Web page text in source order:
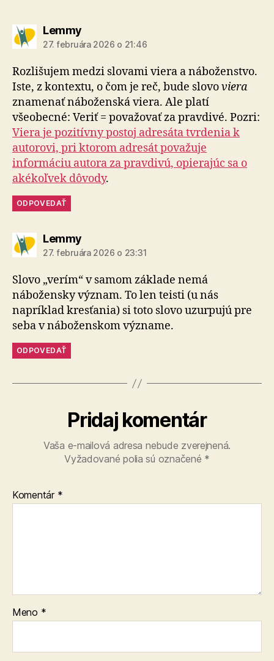
Lemmyhovorí:
27. februára 2026 o 21:46
Rozlišujem medzi slovami viera a náboženstvo.
Iste, z kontextu, o čom je reč, bude slovoviera
znamenať náboženská viera. Ale platí
všeobecné: Veriť = považovať za pravdivé. Pozri:
Viera je pozitívny postoj adresáta tvrdenia k
autorovi, pri ktorom adresát považuje
informáciu autora za pravdivú, opierajúc sa o
akékoľvek dôvody.
ODPOVEDAŤ
Lemmyhovorí:
27. februára 2026 o 23:31
Slovo „verím“ v samom základe nemá
nábožensky význam. To len teisti (u nás
napríklad kresťania) si toto slovo uzurpujú pre
seba v náboženskom význame.
ODPOVEDAŤ
Pridaj komentár
Vaša e-mailová adresa nebude zverejnená.
Vyžadované polia sú označené *
Komentár *
Meno *